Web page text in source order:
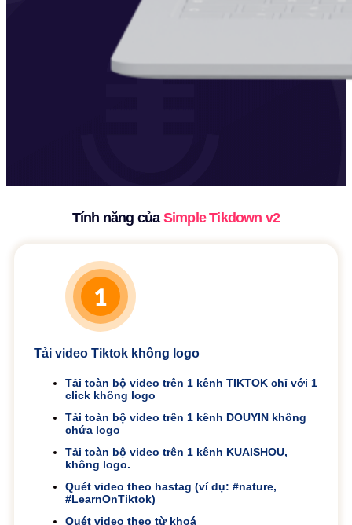
Tính năng của Simple Tikdown v2
Tải video Tiktok không logo
Tải toàn bộ video trên 1 kênh TIKTOK chỉ với 1
click không logo
Tải toàn bộ video trên 1 kênh DOUYIN không
chứa logo
Tải toàn bộ video trên 1 kênh KUAISHOU,
không logo.
Quét video theo hastag (ví dụ: #nature,
#LearnOnTiktok)
Quét video theo từ khoá